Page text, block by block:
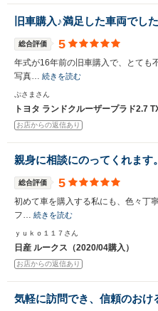
旧車購入♪満足した車両でした
総合評価 5
年式が16年前の旧車購入で、とても
写真… 続きを読む
ぷさまさん
トヨタ ランドクルーザープラド2.7
お店からの返信あり
親身に相談にのってくれます。
総合評価 5
初めて車を購入する私にも、色々丁
フ… 続きを読む
ｙｕｋｏ１１７さん
日産 ルークス（2020/04購入）
お店からの返信あり
気軽に訪問でき、信頼のおけ